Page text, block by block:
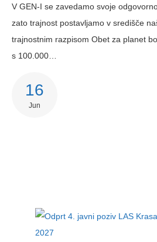
V GEN-I se zavedamo svoje
zato trajnost postavljamo v središče
trajnostnim razpisom Obet za planet
s 100.000…
16
Jun